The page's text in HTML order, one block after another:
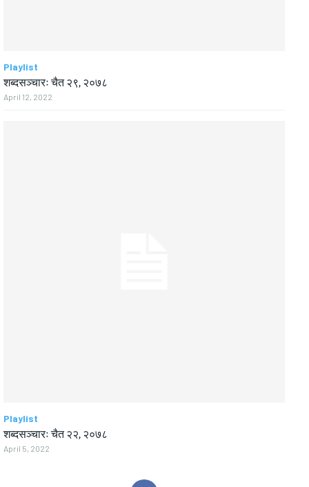
Playlist
शब्दसञ्चारः चैत २९, २०७८
April 12, 2022
Playlist
शब्दसञ्चारः चैत २२, २०७८
April 5, 2022